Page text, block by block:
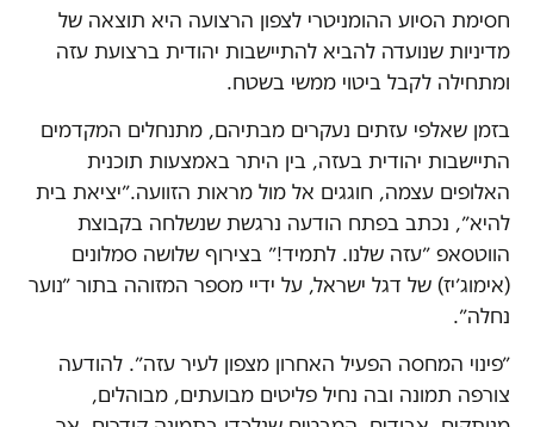
חסימת הסיוע ההומניטרי לצפון הרצועה היא תוצאה של
מדיניות שנועדה להביא להתיישבות יהודית ברצועת עזה
ומתחילה לקבל ביטוי ממשי בשטח.
בזמן שאלפי עזתים נעקרים מבתיהם, מתנחלים המקדמים
התיישבות יהודית בעזה, בין היתר באמצעות תוכנית
האלופים עצמה, חוגגים אל מול מראות הזוועה.״יציאת בית
להיא״, נכתב בפתח הודעה נרגשת שנשלחה בקבוצת
הווטסאפ ״עזה שלנו. לתמיד!״ בצירוף שלושה סמלונים
(אימוג׳יז) של דגל ישראל, על ידיי מספר המזוהה בתור ״נוער
נחלה״.
״פינוי המחסה הפעיל האחרון מצפון לעיר עזה״. להודעה
צורפה תמונה ובה נחיל פליטים מבועתים, מבוהלים,